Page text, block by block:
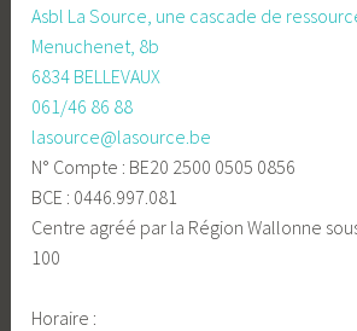
Asbl La Source, une cascade de
Menuchenet, 8b
6834 BELLEVAUX
061/46 86 88
lasource@lasource.be
N° Compte : BE20 2500 0505 0856
BCE : 0446.997.081
Centre agréé par la Région Wallonne
100
Horaire :